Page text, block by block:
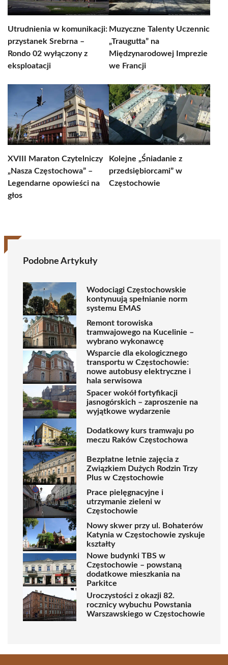
Utrudnienia w komunikacji:
przystanek Srebrna –
Rondo 02 wyłączony z
eksploatacji
Muzyczne Talenty Uczennic
„Traugutta” na
Międzynarodowej Imprezie
we Francji
XVIII Maraton Czytelniczy
„Nasza Częstochowa” –
Legendarne opowieści na
głos
Kolejne „Śniadanie z
przedsiębiorcami” w
Częstochowie
Podobne Artykuły
Wodociągi Częstochowskie
kontynuują spełnianie norm
systemu EMAS
Remont torowiska
tramwajowego na Kucelinie –
wybrano wykonawcę
Wsparcie dla ekologicznego
transportu w Częstochowie:
nowe autobusy elektryczne i
hala serwisowa
Spacer wokół fortyfikacji
jasnogórskich – zaproszenie na
wyjątkowe wydarzenie
Dodatkowy kurs tramwaju po
meczu Raków Częstochowa
Bezpłatne letnie zajęcia z
Związkiem Dużych Rodzin Trzy
Plus w Częstochowie
Prace pielęgnacyjne i
utrzymanie zieleni w
Częstochowie
Nowy skwer przy ul. Bohaterów
Katynia w Częstochowie zyskuje
kształty
Nowe budynki TBS w
Częstochowie – powstaną
dodatkowe mieszkania na
Parkitce
Uroczystości z okazji 82.
rocznicy wybuchu Powstania
Warszawskiego w Częstochowie